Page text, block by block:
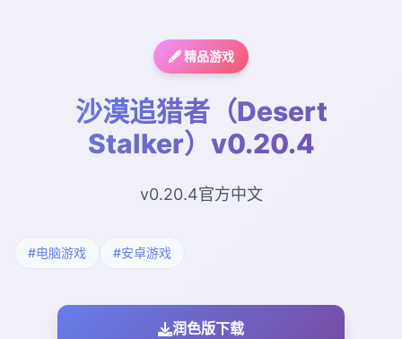
🖋️ 精品游戏
沙漠追猎者（Desert
Stalker）v0.20.4
v0.20.4官方中文
#电脑游戏 #安卓游戏
润色版下载